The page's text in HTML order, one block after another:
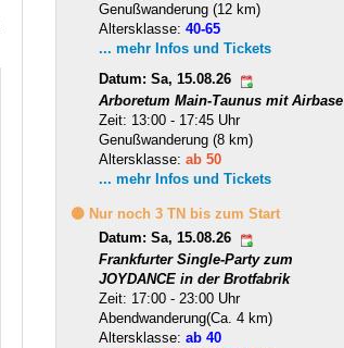
Genußwanderung (12 km)
Altersklasse:40-65
... mehr Infos und Tickets
Datum: Sa, 15.08.26
Arboretum Main-Taunus mit Airbase
Zeit: 13:00 - 17:45 Uhr
Genußwanderung (8 km)
Altersklasse:ab 50
... mehr Infos und Tickets
🟡 Nur noch 3 TN bis zum Start
Datum: Sa, 15.08.26
Frankfurter Single-Party zum
JOYDANCE in der Brotfabrik
Zeit: 17:00 - 23:00 Uhr
Abendwanderung(Ca. 4 km)
Altersklasse:ab 40